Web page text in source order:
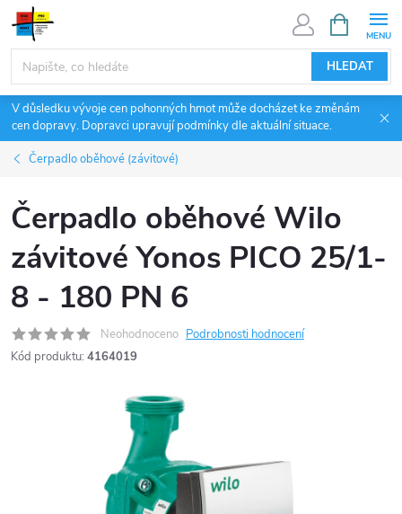
Přejít
obsah
HLEDAT
NÁKUPNÍ
KOŠÍK
V důsledku vývoje cen pohonných hmot může docházet ke změnám
cen dopravy. Dopravci upravují podmínky dle aktuální situace.
Čerpadlo oběhové (závitové)
Čerpadlo oběhové Wilo
závitové Yonos PICO 25/1-
8 - 180 PN 6
Neohodnoceno Podrobnosti hodnocení
Kód produktu: 4164019